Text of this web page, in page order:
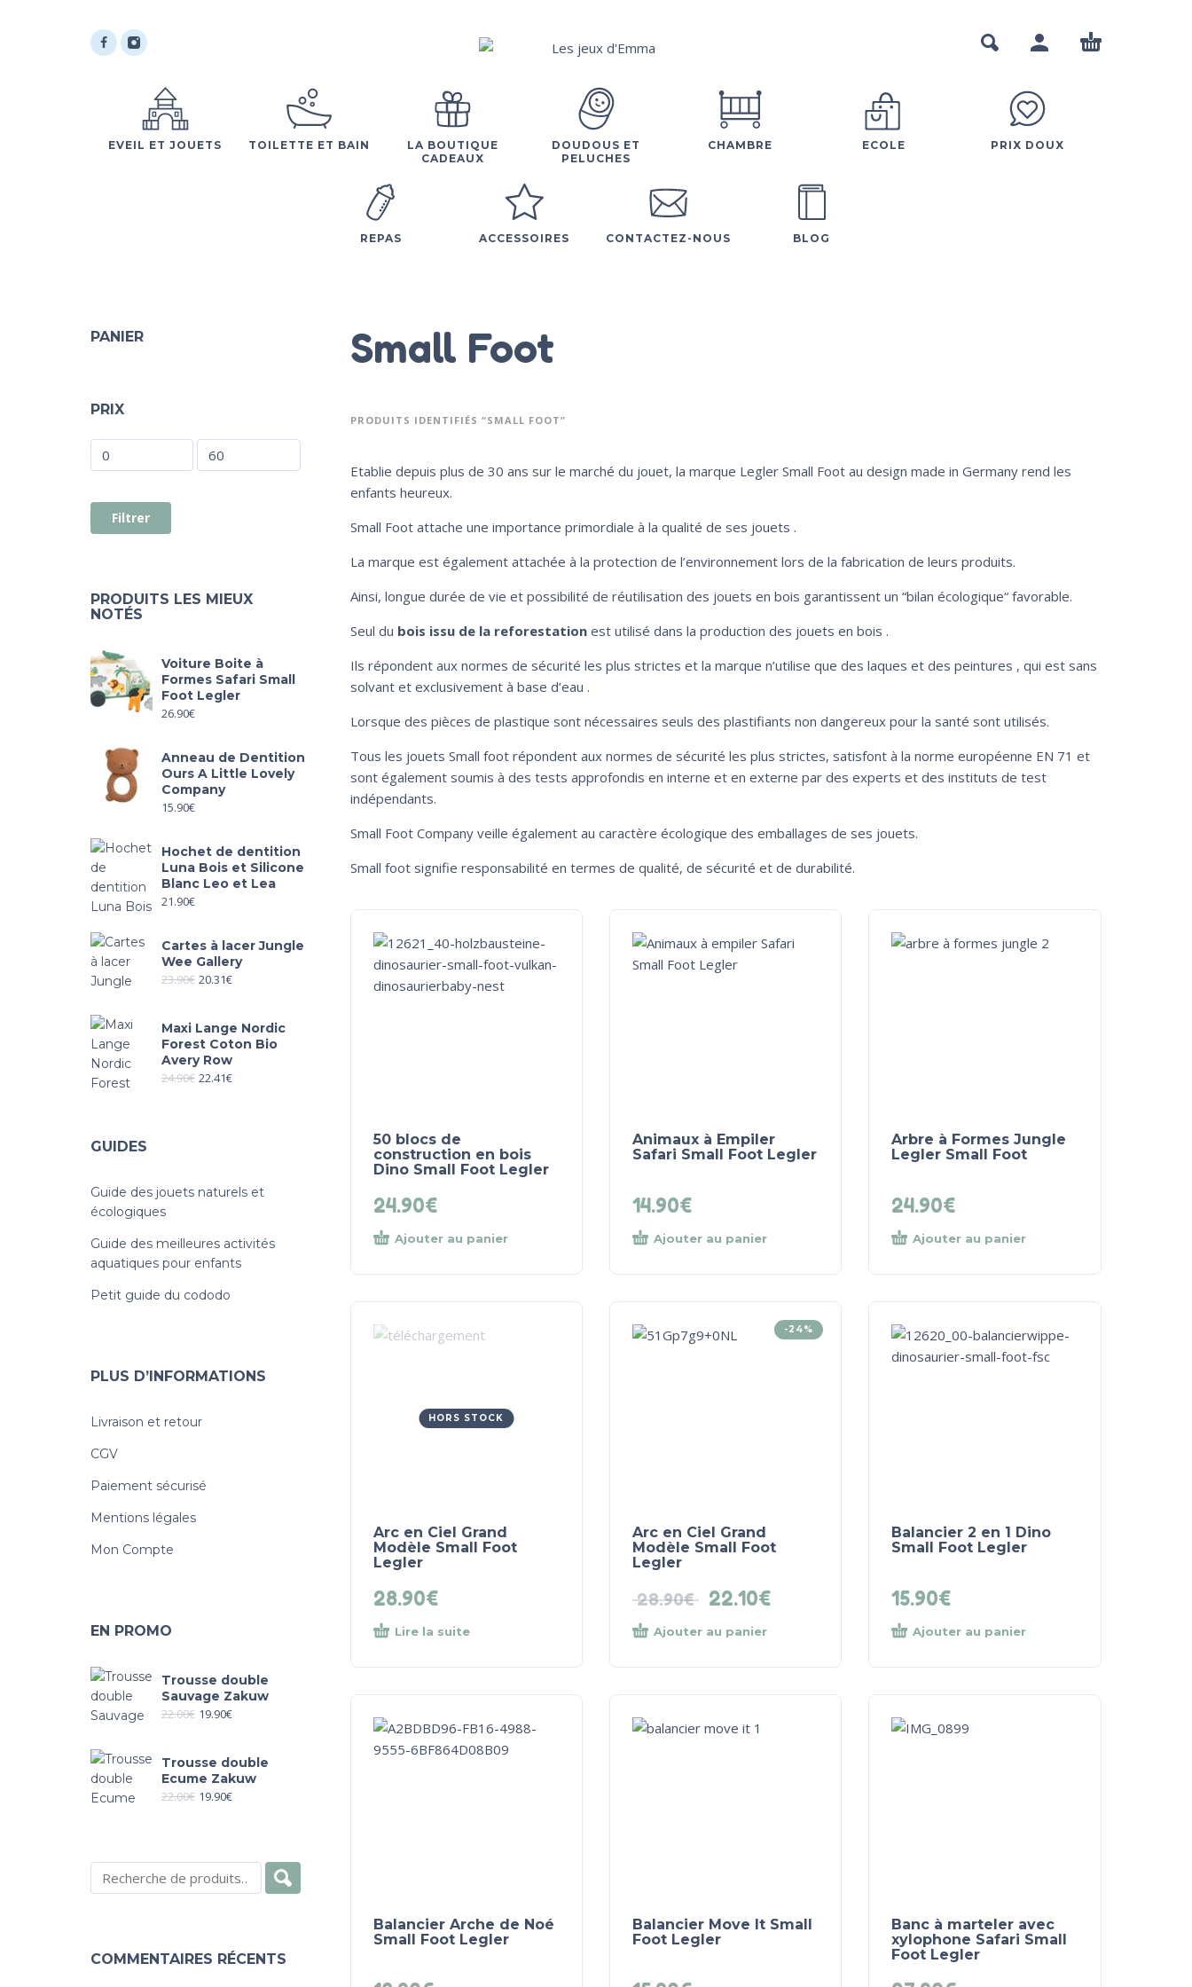
EVEIL ET JOUETS TOILETTE ET BAIN
LA BOUTIQUE
CADEAUX
DOUDOUS ET
PELUCHES
CHAMBRE ECOLE PRIX DOUX
REPAS ACCESSOIRES CONTACTEZ-NOUS BLOG
PANIER
PRIX
Filtrer
PRODUITS LES MIEUX
NOTÉS
Voiture Boite à
Formes Safari Small
Foot Legler
26.90€
Anneau de Dentition
Ours A Little Lovely
Company
15.90€
Hochet de dentition
Luna Bois et Silicone
Blanc Leo et Lea
21.90€
Cartes à lacer Jungle
Wee Gallery
23.90€ 20.31€
Maxi Lange Nordic
Forest Coton Bio
Avery Row
24.90€ 22.41€
GUIDES
Guide des jouets naturels et
écologiques
Guide des meilleures activités
aquatiques pour enfants
Petit guide du cododo
PLUS D’INFORMATIONS
Livraison et retour
CGV
Paiement sécurisé
Mentions légales
Mon Compte
EN PROMO
Trousse double
Sauvage Zakuw
22.00€ 19.90€
Trousse double
Ecume Zakuw
22.00€ 19.90€
COMMENTAIRES RÉCENTS
Small Foot
PRODUITS IDENTIFIÉS “SMALL FOOT”
Etablie depuis plus de 30 ans sur le marché du jouet, la marque Legler Small Foot au design made in Germany rend les
enfants heureux.
Small Foot attache une importance primordiale à la qualité de ses jouets .
La marque est également attachée à la protection de l’environnement lors de la fabrication de leurs produits.
Ainsi, longue durée de vie et possibilité de réutilisation des jouets en bois garantissent un “bilan écologique“ favorable.
Seul du bois issu de la reforestationest utilisé dans la production des jouets en bois .
Ils répondent aux normes de sécurité les plus strictes et la marque n’utilise que des laques et des peintures , qui est sans
solvant et exclusivement à base d’eau .
Lorsque des pièces de plastique sont nécessaires seuls des plastifiants non dangereux pour la santé sont utilisés.
Tous les jouets Small foot répondent aux normes de sécurité les plus strictes, satisfont à la norme européenne EN 71 et
sont également soumis à des tests approfondis en interne et en externe par des experts et des instituts de test
indépendants.
Small Foot Company veille également au caractère écologique des emballages de ses jouets.
Small foot signifie responsabilité en termes de qualité, de sécurité et de durabilité.
50 blocs de
construction en bois
Dino Small Foot Legler
24.90€
Ajouter au panier
Animaux à Empiler
Safari Small Foot Legler
14.90€
Ajouter au panier
Arbre à Formes Jungle
Legler Small Foot
24.90€
Ajouter au panier
HORS STOCK
Arc en Ciel Grand
Modèle Small Foot
Legler
28.90€
Lire la suite
-24%
Arc en Ciel Grand
Modèle Small Foot
Legler
28.90€ 22.10€
Ajouter au panier
Balancier 2 en 1 Dino
Small Foot Legler
15.90€
Ajouter au panier
Balancier Arche de Noé
Small Foot Legler
Balancier Move It Small
Foot Legler
Banc à marteler avec
xylophone Safari Small
Foot Legler